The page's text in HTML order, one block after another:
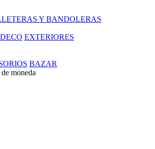
Y BANDOLERAS
EXTERIORES
BAZAR